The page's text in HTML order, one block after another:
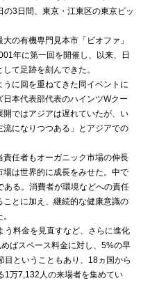
3日間、東京・江東区の東京ビッ
の有機専門見本市「ビオファ」
年に第一回を開催し、以来、日
て足跡を刻んできた。
に回を重ねてきた同イベントに
本代表部代表のハインツWクー
ではアジアは遅れていたが、い
になりつつある」とアジアでの
任者もオーガニック市場の伸長
は世界的に成長をみせた。中で
ある。消費者が環境などへの責任
とに加え、継続的な健康意識の
う料金を見直すなど、さらに進化
ばスペース料金に対し、5%の早
ということもあり、18ヵ国から
1万7,132人の来場者を集めてい